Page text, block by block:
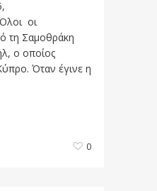
οι
τη Σαμοθράκη
ο οποίος
Όταν έγινε η
0